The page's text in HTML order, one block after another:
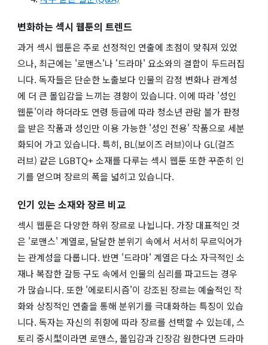
변화하는 섹시 웹툰의 트렌드
과거 섹시 웹툰은 주로 선정적인 연출에 초점이 맞춰져 있었
으나, 최근에는 '로맨스'나 '드라마' 요소와의 결합이 두드러집
니다. 독자들은 단순한 노출보다 인물의 감정 변화나 관계성
에 더 큰 몰입감을 느끼는 경향이 있습니다. 이에 따라 '성인
웹툰'이라 하더라도 연령 등급에 따라 청소년 관람 불가 판정
을 받은 작품과 성인만 이용 가능한 '성인 전용' 작품으로 세분
화되어 가고 있습니다. 특히, BL(보이즈 러브)이나 GL(걸즈
러브) 같은 LGBTQ+ 소재를 다루는 섹시 웹툰 또한 꾸준히 인
기를 얻으며 장르의 폭을 넓히고 있습니다.
인기 있는 소재와 장르 비교
섹시 웹툰은 다양한 하위 장르로 나뉩니다. 가장 대표적인 것
은 '로맨스' 계열로, 달달한 분위기 속에서 서서히 무르익어가
는 관계성을 다룹니다. 반면 '드라마' 계열은 다소 자극적인 소
재나 복잡한 갈등 구도 속에서 인물의 심리를 파고드는 경우
가 많습니다. 또한 '에로티시즘'이 강조된 장르는 예술적인 작
화와 상징적인 연출을 통해 분위기를 극대화하는 특징이 있습
니다. 독자는 자신의 취향에 따라 장르를 선택할 수 있는데, 스
토리 중시型이라면 로맨스, 몰입감과 긴장감 원한다면 드라마